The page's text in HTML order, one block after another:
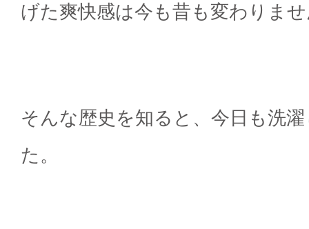
げた爽快感は今も昔も変わりま
そんな歴史を知ると、今日も洗
た。